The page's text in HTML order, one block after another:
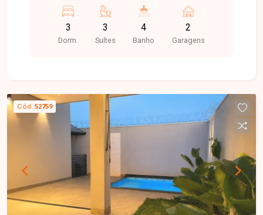
oferece infraestrutura completa, além de
proporcionar tranquilidade e conforto para toda a
família. Sala ampla com pé-direito duplo, 3 suítes,
cobertas. Casa térrea de alto padrão com 175 m²
de área construída em terreno de 294 m²,
localizada na parte central do condomínio.
Construída pelo moderno sistema ICF,
proporciona excelente conforto térmico e
acústico, alta resistência e impermeabilização.
Conta ainda com armários planejados,
acabamentos premium, porcelanatos Villagres,
3
Dorm.
3
Suítes
4
Banho
2
Garagens
Cód. 52759